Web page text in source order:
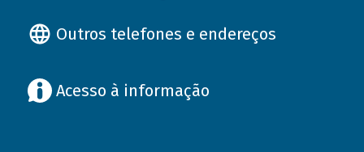
Outros telefones e endereços
Acesso à informação